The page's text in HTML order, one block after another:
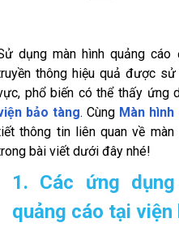
dụng màn hình quảng
thông hiệu quả được
phổ biến có thể thấy ứng
bảo tàng. Cùng Màn hình
thông tin liên quan về
bài viết dưới đây nhé!
1. Các ứng
quảng cáo tại viện